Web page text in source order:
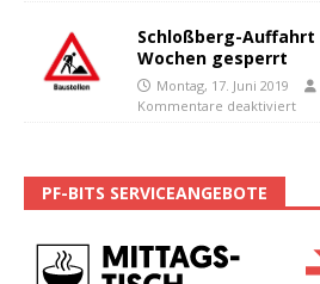
Schloßberg-Auffahrt
Wochen gesperrt
Montag, 17. Juni 2019
Kommentare deaktiviert
PF-BITS SERVICEANGEBOTE